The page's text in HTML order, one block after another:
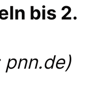
bis 2.
pnn.de)